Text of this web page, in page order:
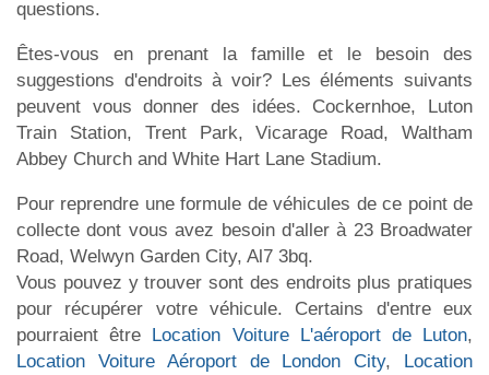
questions.
Êtes-vous en prenant la famille et le besoin des
suggestions d'endroits à voir? Les éléments suivants
peuvent vous donner des idées. Cockernhoe, Luton
Train Station, Trent Park, Vicarage Road, Waltham
Abbey Church and White Hart Lane Stadium.
Pour reprendre une formule de véhicules de ce point de
collecte dont vous avez besoin d'aller à 23 Broadwater
Road, Welwyn Garden City, Al7 3bq.
Vous pouvez y trouver sont des endroits plus pratiques
pour récupérer votre véhicule. Certains d'entre eux
pourraient être Location Voiture L'aéroport de Luton,
Location Voiture Aéroport de London City, Location